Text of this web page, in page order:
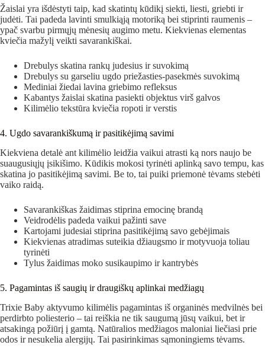
Žaislai yra išdėstyti taip, kad skatintų kūdikį siekti, liesti, griebti ir
judėti. Tai padeda lavinti smulkiąją motoriką bei stiprinti raumenis –
ypač svarbu pirmųjų mėnesių augimo metu. Kiekvienas elementas
kviečia mažylį veikti savarankiškai.
Drebulys skatina rankų judesius ir suvokimą
Drebulys su garseliu ugdo priežasties-pasekmės suvokimą
Mediniai žiedai lavina griebimo refleksus
Kabantys žaislai skatina pasiekti objektus virš galvos
Kilimėlio tekstūra kviečia ropoti ir verstis
4. Ugdo savarankiškumą ir pasitikėjimą savimi
Kiekviena detalė ant kilimėlio leidžia vaikui atrasti ką nors naujo be
suaugusiųjų įsikišimo. Kūdikis mokosi tyrinėti aplinką savo tempu, kas
skatina jo pasitikėjimą savimi. Be to, tai puiki priemonė tėvams stebėti
vaiko raidą.
Savarankiškas žaidimas stiprina emocinę brandą
Veidrodėlis padeda vaikui pažinti save
Kartojami judesiai stiprina pasitikėjimą savo gebėjimais
Kiekvienas atradimas suteikia džiaugsmo ir motyvuoja toliau
tyrinėti
Tylus žaidimas moko susikaupimo ir kantrybės
5. Pagamintas iš saugių ir draugiškų aplinkai medžiagų
Trixie Baby aktyvumo kilimėlis pagamintas iš organinės medvilnės bei
perdirbto poliesterio – tai reiškia ne tik saugumą jūsų vaikui, bet ir
atsakingą požiūrį į gamtą. Natūralios medžiagos maloniai liečiasi prie
odos ir nesukelia alergijų. Tai pasirinkimas sąmoningiems tėvams.